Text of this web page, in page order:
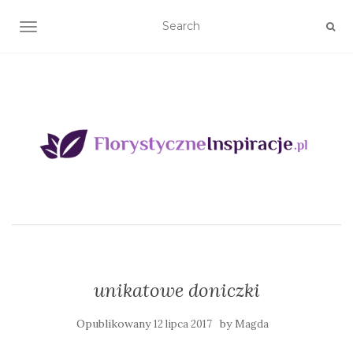
TOGGLE NAVIGATION
unikatowe doniczki
Opublikowany12 lipca 2017 by Magda